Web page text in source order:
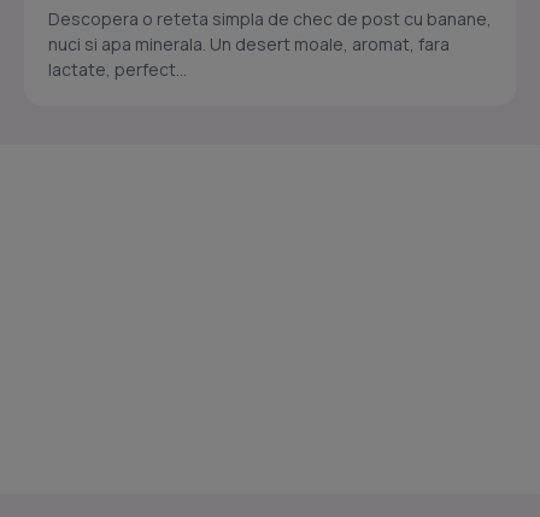
Descopera o reteta simpla de chec de post cu banane,
nuci si apa minerala. Un desert moale, aromat, fara
lactate, perfect...